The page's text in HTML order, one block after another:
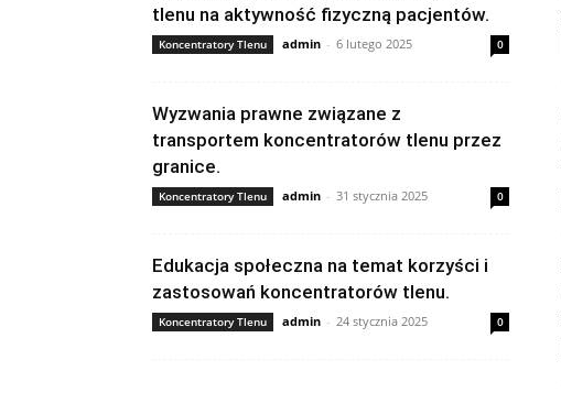
tlenu na aktywność fizyczną pacjentów.
Koncentratory Tlenu admin - 6 lutego 2025 0
Wyzwania prawne związane z
transportem koncentratorów tlenu przez
granice.
Koncentratory Tlenu admin - 31 stycznia 2025 0
Edukacja społeczna na temat korzyści i
zastosowań koncentratorów tlenu.
Koncentratory Tlenu admin - 24 stycznia 2025 0